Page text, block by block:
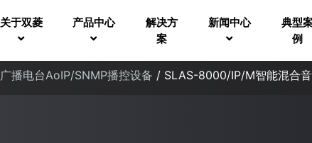
关于双菱 产品中心
解决方
案
新闻中心
典型
例
广播电台AoIP/SNMP播控设备 / SLAS-8000/IP/M智能混合